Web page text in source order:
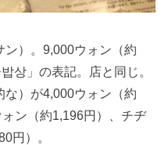
）。9,000ウォン（約
상」の表記。店と同じ。
）が4,000ウォン（約
ン（約1,196円）、チヂ
円）。